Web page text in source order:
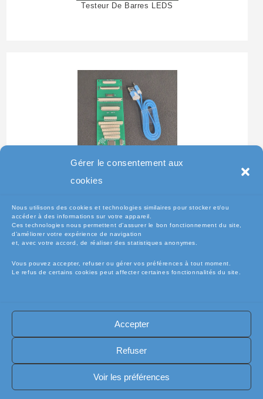
Gérer le consentement aux
cookies
Nous utilisons des cookies et technologies similaires pour stocker et/ou
accéder à des informations sur votre appareil.
Ces technologies nous permettent d’assurer le bon fonctionnement du site,
d’améliorer votre expérience de navigation
et, avec votre accord, de réaliser des statistiques anonymes.
Vous pouvez accepter, refuser ou gérer vos préférences à tout moment.
Le refus de certains cookies peut affecter certaines fonctionnalités du site.
Accepter
Refuser
Voir les préférences
Testeur De Barres LEDS
🧾Conditions Générales de Vente (CGV)
🧾 Mentions légales
🔐 Politique de confidentialité
🔐 Exercer mes droits RGPD
🛡️ Assurance casse / perte
INFORMATIQUE